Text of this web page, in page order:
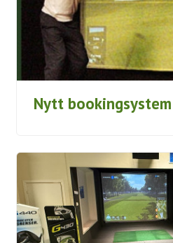
Nytt